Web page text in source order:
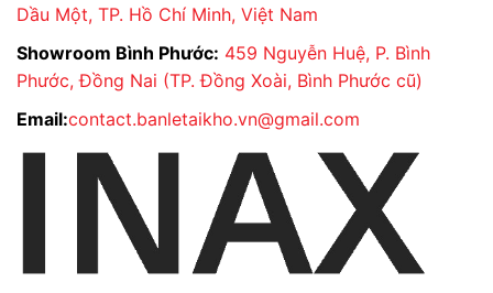
Dầu Một, TP. Hồ Chí Minh, Việt Nam
Showroom Bình Phước: 459 Nguyễn Huệ, P. Bình
Phước, Đồng Nai (TP. Đồng Xoài, Bình Phước cũ)
Email:contact.banletaikho.vn@gmail.com